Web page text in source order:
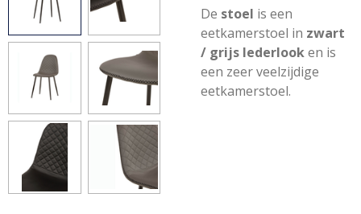
De stoel is een
eetkamerstoel in zwart
/ grijs lederlooken is
een zeer veelzijdige
eetkamerstoel.